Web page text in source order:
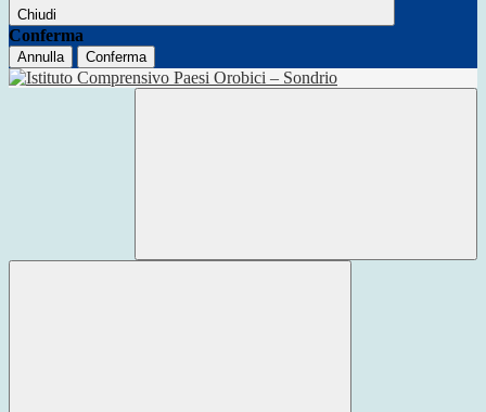
Chiudi
Conferma
Annulla Conferma